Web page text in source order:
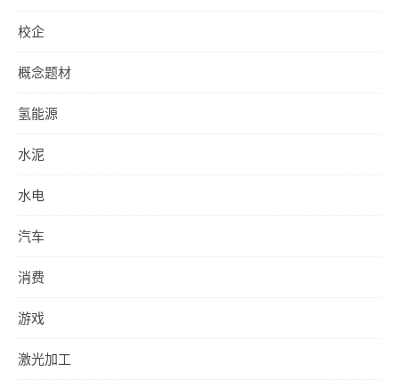
校企
概念题材
氢能源
水泥
水电
汽车
消费
游戏
激光加工